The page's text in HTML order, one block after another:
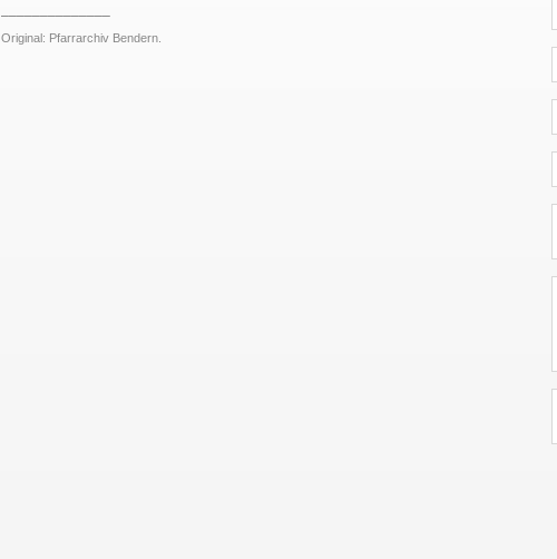
Original: Pfarrarchiv Bendern.